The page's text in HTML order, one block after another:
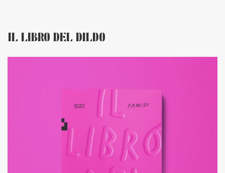
IL LIBRO DEL DILDO